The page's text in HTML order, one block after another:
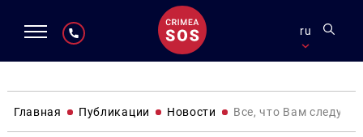
ru
Главная Публикации Новости Все, что Вам следует